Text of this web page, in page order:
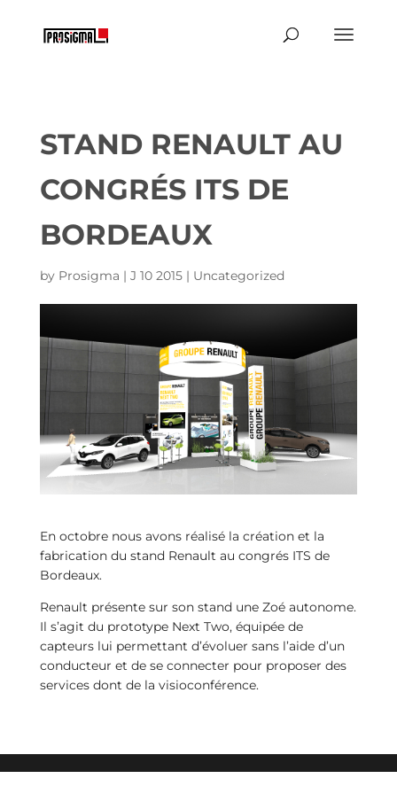
STAND RENAULT AU
CONGRÉS ITS DE
BORDEAUX
by Prosigma | J 10 2015| Uncategorized
En octobre nous avons réalisé la création et la
fabrication du stand Renault au congrés ITS de
Bordeaux.
Renault présente sur son stand une Zoé autonome.
Il s’agit du prototype Next Two, équipée de
capteurs lui permettant d’évoluer sans l’aide d’un
conducteur et de se connecter pour proposer des
services dont de la visioconférence.